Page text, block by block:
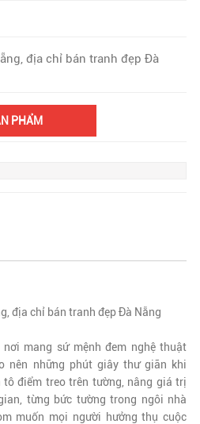
địa chỉ bán tranh đẹp Đà
PHẨM
địa chỉ bán tranh đẹp Đà Nẵng
mang sứ mệnh đem nghệ thuật
nên những phút giây thư giãn khi
điểm treo trên tường, nâng giá trị
từng bức tường trong ngôi nhà
muốn mọi người hưởng thụ cuộc